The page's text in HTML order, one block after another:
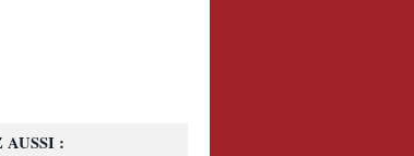
AUSSI :